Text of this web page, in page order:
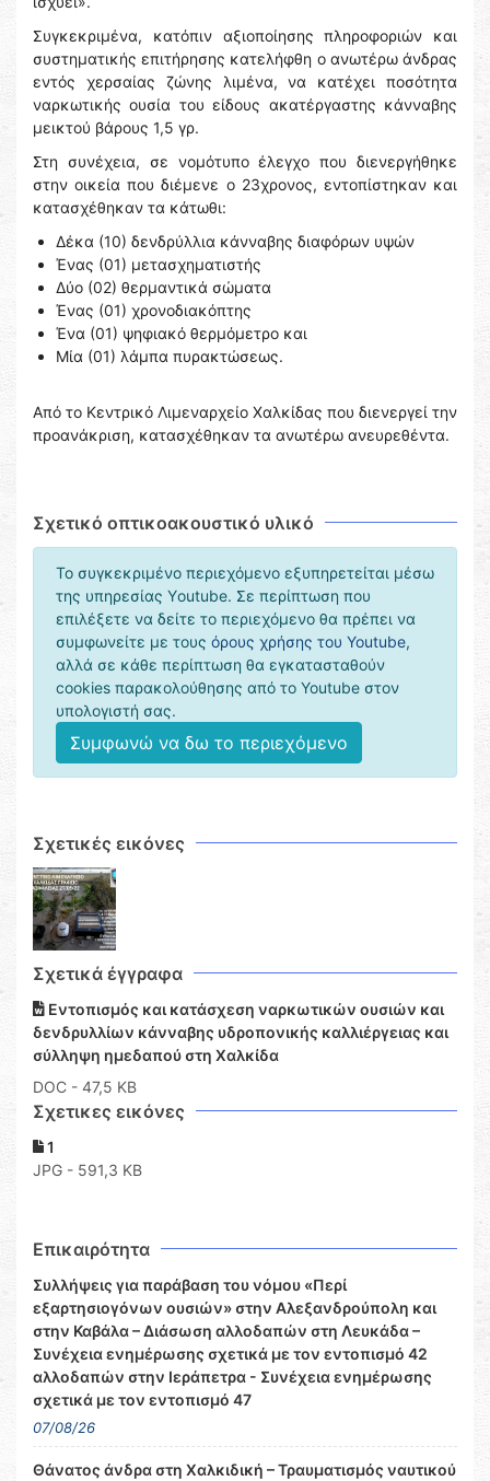
Συγκεκριμένα, κατόπιν αξιοποίησης πληροφοριών και
συστηματικής επιτήρησης κατελήφθη ο ανωτέρω άνδρας
εντός χερσαίας ζώνης λιμένα, να κατέχει ποσότητα
ναρκωτικής ουσία του είδους ακατέργαστης κάνναβης
μεικτού βάρους 1,5 γρ.
Στη συνέχεια, σε νομότυπο έλεγχο που διενεργήθηκε
στην οικεία που διέμενε ο 23χρονος, εντοπίστηκαν και
κατασχέθηκαν τα κάτωθι:
Δέκα (10) δενδρύλλια κάνναβης διαφόρων υψών
Ένας (01) μετασχηματιστής
Δύο (02) θερμαντικά σώματα
Ένας (01) χρονοδιακόπτης
Ένα (01) ψηφιακό θερμόμετρο και
Μία (01) λάμπα πυρακτώσεως.
Από το Κεντρικό Λιμεναρχείο Χαλκίδας που διενεργεί την
προανάκριση, κατασχέθηκαν τα ανωτέρω ανευρεθέντα.
Σχετικό οπτικοακουστικό υλικό
Το συγκεκριμένο περιεχόμενο εξυπηρετείται μέσω
της υπηρεσίας Υoutube. Σε περίπτωση που
επιλέξετε να δείτε το περιεχόμενο θα πρέπει να
συμφωνείτε με τους όρους χρήσης του Youtube,
αλλά σε κάθε περίπτωση θα εγκατασταθούν
cookies παρακολούθησης από το Youtube στον
υπολογιστή σας.
Συμφωνώ να δω το περιεχόμενο
Σχετικές εικόνες
Σχετικά έγγραφα
Εντοπισμός και κατάσχεση ναρκωτικών ουσιών και
δενδρυλλίων κάνναβης υδροπονικής καλλιέργειας και
σύλληψη ημεδαπού στη Χαλκίδα
DOC - 47,5 KB
Σχετικες εικόνες
1
JPG - 591,3 KB
Επικαιρότητα
Συλλήψεις για παράβαση του νόμου «Περί
εξαρτησιογόνων ουσιών» στην Αλεξανδρούπολη και
στην Καβάλα – Διάσωση αλλοδαπών στη Λευκάδα –
Συνέχεια ενημέρωσης σχετικά με τον εντοπισμό 42
αλλοδαπών στην Ιεράπετρα - Συνέχεια ενημέρωσης
σχετικά με τον εντοπισμό 47
07/08/26
Θάνατος άνδρα στη Χαλκιδική – Τραυματισμός ναυτικού